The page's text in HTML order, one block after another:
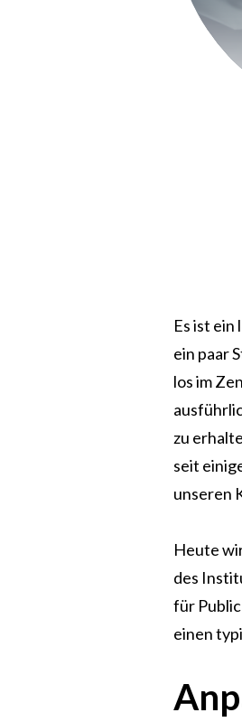
Es ist
ein paar
los im
zu
seit
unseren
Heute
des
für
einen